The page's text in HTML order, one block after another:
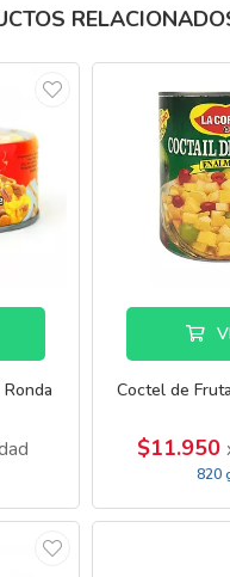
Coctel de
$11.950
820